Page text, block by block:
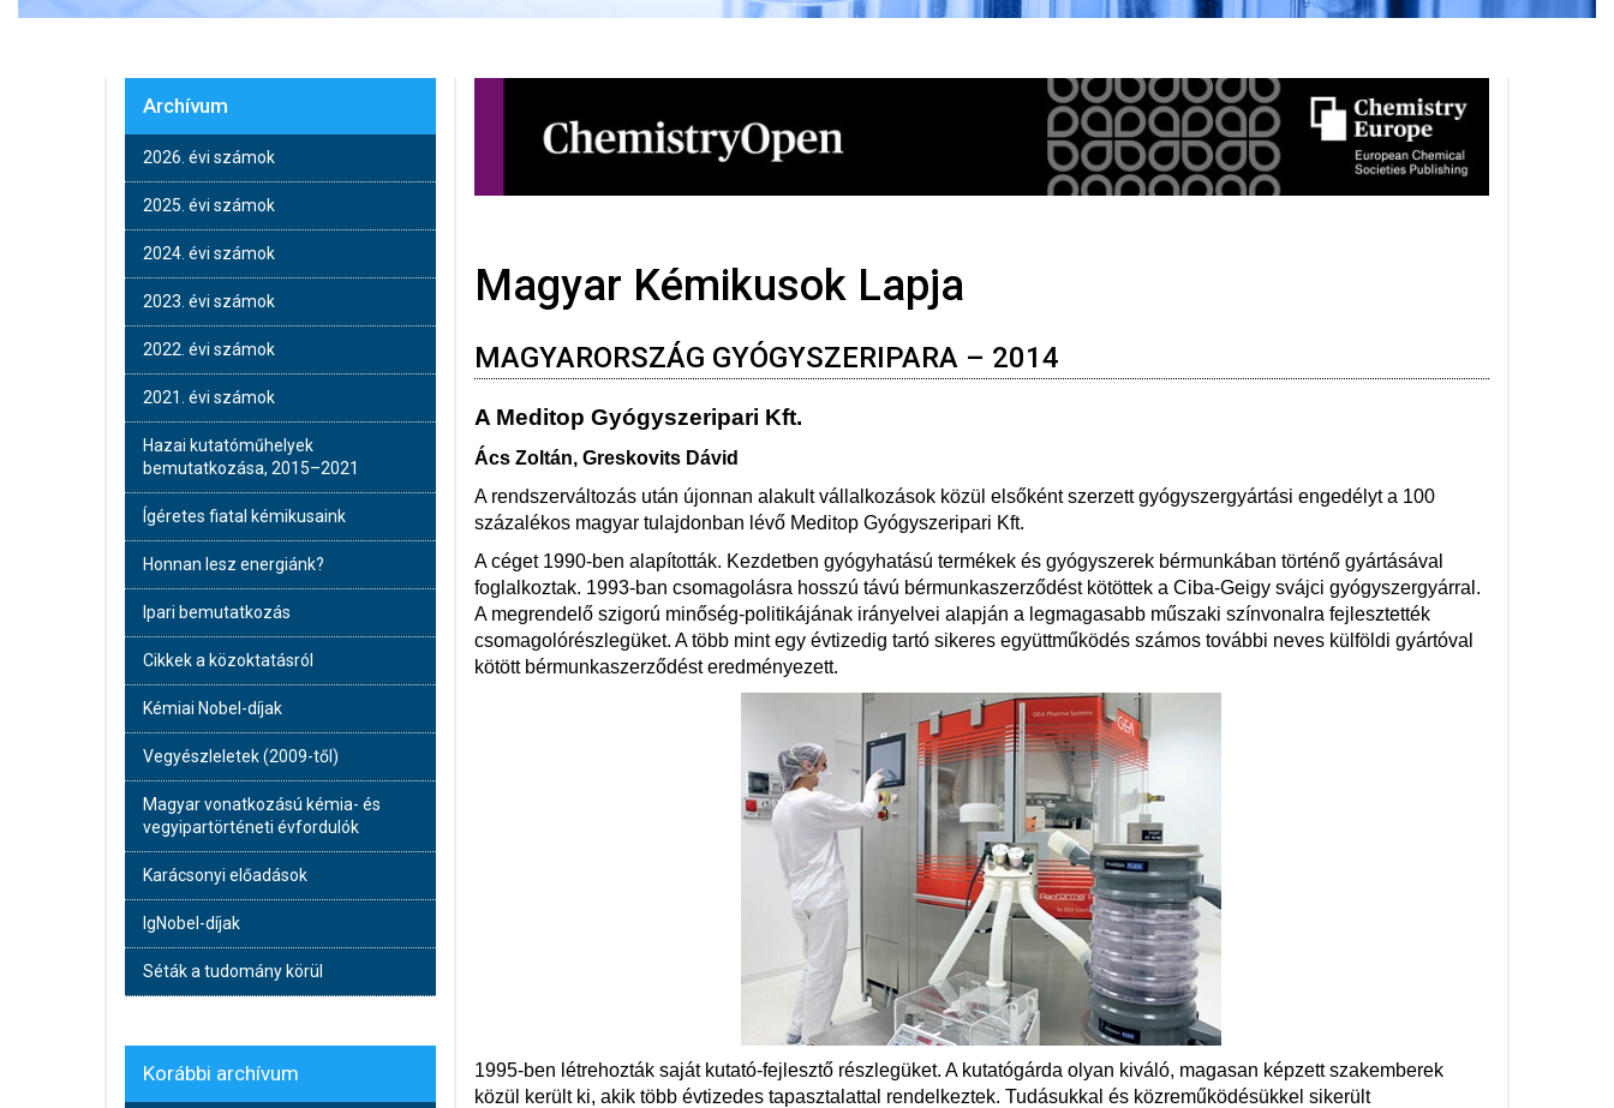
Magyar Kémikusok Lapja
MAGYARORSZÁG GYÓGYSZERIPARA – 2014
A Meditop Gyógyszeripari Kft.
Ács Zoltán, Greskovits Dávid
A rendszerváltozás után újonnan alakult vállalkozások közül elsőként szerzett gyógyszergyártási engedélyt a 100
százalékos magyar tulajdonban lévő Meditop Gyógyszeripari Kft.
A céget 1990-ben alapították. Kezdetben gyógyhatású termékek és gyógyszerek bérmunkában történő gyártásával
foglalkoztak. 1993-ban csomagolásra hosszú távú bérmunkaszerződést kötöttek a Ciba-Geigy svájci gyógyszergyárral.
A megrendelő szigorú minőség-politikájának irányelvei alapján a legmagasabb műszaki színvonalra fejlesztették
csomagolórészlegüket. A több mint egy évtizedig tartó sikeres együttműködés számos további neves külföldi gyártóval
kötött bérmunkaszerződést eredményezett.
1995-ben létrehozták saját kutató-fejlesztő részlegüket. A kutatógárda olyan kiváló, magasan képzett szakemberek
közül került ki, akik több évtizedes tapasztalattal rendelkeztek. Tudásukkal és közreműködésükkel sikerült
Archívum
2026. évi számok
2025. évi számok
2024. évi számok
2023. évi számok
2022. évi számok
2021. évi számok
Hazai kutatóműhelyek
bemutatkozása, 2015–2021
Ígéretes fiatal kémikusaink
Honnan lesz energiánk?
Ipari bemutatkozás
Cikkek a közoktatásról
Kémiai Nobel-díjak
Vegyészleletek (2009-től)
Magyar vonatkozású kémia- és
vegyipartörténeti évfordulók
Karácsonyi előadások
IgNobel-díjak
Séták a tudomány körül
Korábbi archívum